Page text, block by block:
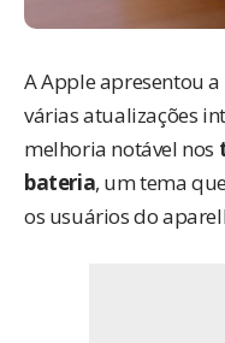
A Apple apresentou
várias atualizações
melhoria notável nos
bateria, um tema
os usuários do